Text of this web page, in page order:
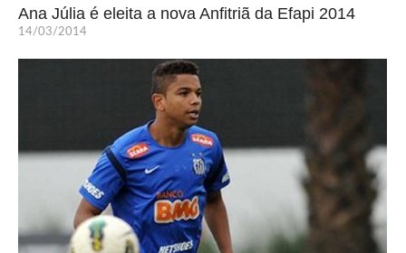
Ana Júlia é eleita a nova Anfitriã da Efapi 2014
14/03/2014